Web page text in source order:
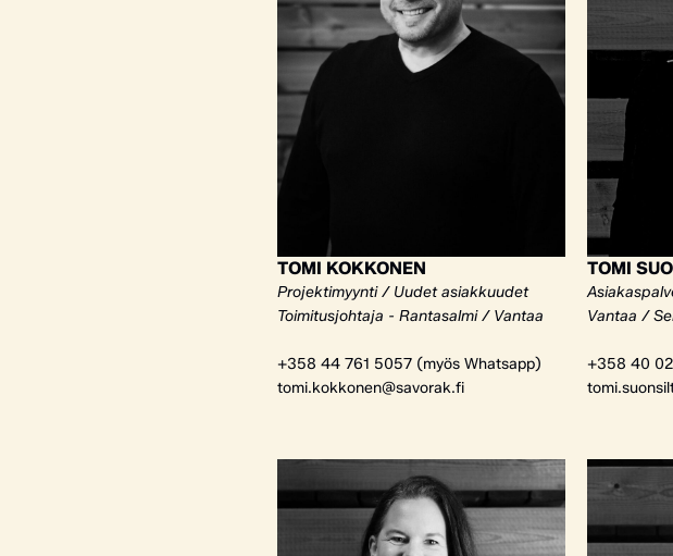
TOMI KOKKONEN
Projektimyynti / Uudet asiakkuudet
Toimitusjohtaja - Rantasalmi / Vantaa
+358 44 761 5057 (myös Whatsapp)
tomi.kokkonen@savorak.fi
TOMI
Vantaa /
+358 40